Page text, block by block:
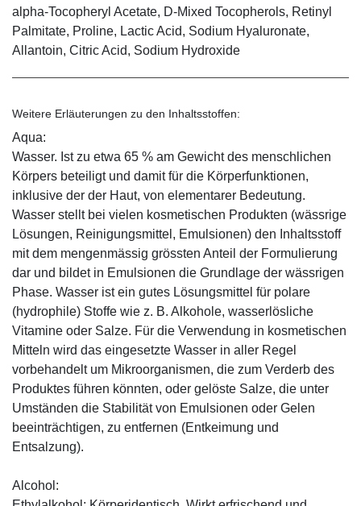
alpha-Tocopheryl Acetate, D-Mixed Tocopherols, Retinyl
Palmitate, Proline, Lactic Acid, Sodium Hyaluronate,
Allantoin, Citric Acid, Sodium Hydroxide
Weitere Erläuterungen zu den Inhaltsstoffen:
Aqua:
Wasser. Ist zu etwa 65 % am Gewicht des menschlichen
Körpers beteiligt und damit für die Körperfunktionen,
inklusive der der Haut, von elementarer Bedeutung.
Wasser stellt bei vielen kosmetischen Produkten (wässrige
Lösungen, Reinigungsmittel, Emulsionen) den Inhaltsstoff
mit dem mengenmässig grössten Anteil der Formulierung
dar und bildet in Emulsionen die Grundlage der wässrigen
Phase. Wasser ist ein gutes Lösungsmittel für polare
(hydrophile) Stoffe wie z. B. Alkohole, wasserlösliche
Vitamine oder Salze. Für die Verwendung in kosmetischen
Mitteln wird das eingesetzte Wasser in aller Regel
vorbehandelt um Mikroorganismen, die zum Verderb des
Produktes führen könnten, oder gelöste Salze, die unter
Umständen die Stabilität von Emulsionen oder Gelen
beeinträchtigen, zu entfernen (Entkeimung und
Entsalzung).
Alcohol: